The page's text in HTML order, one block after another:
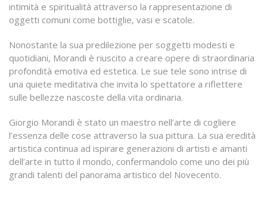
intimità e spiritualità attraverso la rappresentazione di
oggetti comuni come bottiglie, vasi e scatole.
Nonostante la sua predilezione per soggetti modesti e
quotidiani, Morandi è riuscito a creare opere di straordinaria
profondità emotiva ed estetica. Le sue tele sono intrise di
una quiete meditativa che invita lo spettatore a riflettere
sulle bellezze nascoste della vita ordinaria.
Giorgio Morandi è stato un maestro nell’arte di cogliere
l’essenza delle cose attraverso la sua pittura. La sua eredità
artistica continua ad ispirare generazioni di artisti e amanti
dell’arte in tutto il mondo, confermandolo come uno dei più
grandi talenti del panorama artistico del Novecento.